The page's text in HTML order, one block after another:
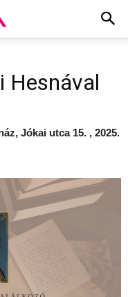
Hesnával
Jókai utca 15. , 2025.